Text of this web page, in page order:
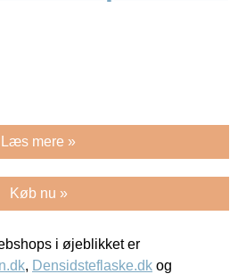
Læs mere »
Køb nu »
i øjeblikket er
, Densidsteflaske.dk og